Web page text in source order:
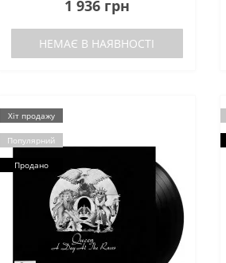
1 936 грн
НЕМАЄ В НАЯВНОСТІ
Хіт продажу
Популярний
Продано